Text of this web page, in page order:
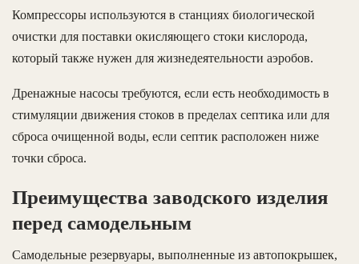
Компрессоры используются в станциях биологической
очистки для поставки окисляющего стоки кислорода,
который также нужен для жизнедеятельности аэробов.
Дренажные насосы требуются, если есть необходимость в
стимуляции движения стоков в пределах септика или для
сброса очищенной воды, если септик расположен ниже
точки сброса.
Преимущества заводского изделия
перед самодельным
Самодельные резервуары, выполненные из автопокрышек,